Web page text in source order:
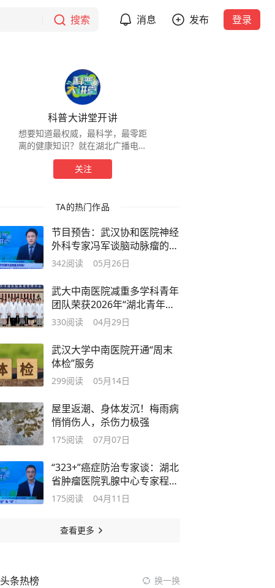
搜索 消息 发布 登录
科普大讲堂开讲
想要知道最权威，最科学，最零距
离的健康知识？就在湖北广播电视
台《科普大讲堂》！
关注
TA的热门作品
节目预告：武汉协和医院神经
外科专家冯军谈脑动脉瘤的血
管内介入治疗
342阅读 05月26日
武大中南医院减重多学科青年
团队荣获2026年“湖北青年五
四奖章集体”
330阅读 04月29日
武汉大学中南医院开通“周末
体检”服务
299阅读 05月14日
屋里返潮、身体发沉！梅雨病
悄悄伤人，杀伤力极强
175阅读 07月07日
“323+”癌症防治专家谈：湖北
省肿瘤医院乳腺中心专家程洪
涛谈乳腺癌防治
175阅读 04月11日
查看更多
头条热榜 换一换